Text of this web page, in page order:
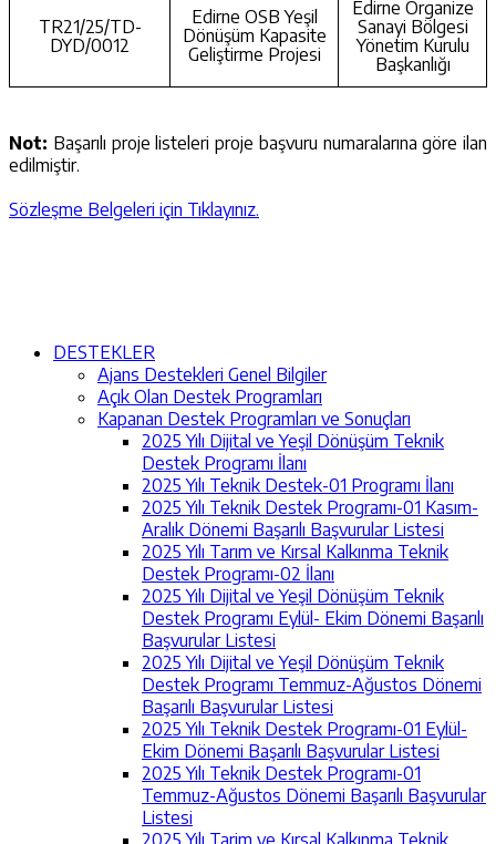
TR21/25/TD-
DYD/0012
Edirne OSB Yeşil
Dönüşüm Kapasite
Geliştirme Projesi
Edirne Organize
Sanayi Bölgesi
Yönetim Kurulu
Başkanlığı
Not: Başarılı proje listeleri proje başvuru numaralarına göre ilan
edilmiştir.
Sözleşme Belgeleri için Tıklayınız.
DESTEKLER
Ajans Destekleri Genel Bilgiler
Açık Olan Destek Programları
Kapanan Destek Programları ve Sonuçları
2025 Yılı Dijital ve Yeşil Dönüşüm Teknik
Destek Programı İlanı
2025 Yılı Teknik Destek-01 Programı İlanı
2025 Yılı Teknik Destek Programı-01 Kasım-
Aralık Dönemi Başarılı Başvurular Listesi
2025 Yılı Tarım ve Kırsal Kalkınma Teknik
Destek Programı-02 İlanı
2025 Yılı Dijital ve Yeşil Dönüşüm Teknik
Destek Programı Eylül- Ekim Dönemi Başarılı
Başvurular Listesi
2025 Yılı Dijital ve Yeşil Dönüşüm Teknik
Destek Programı Temmuz-Ağustos Dönemi
Başarılı Başvurular Listesi
2025 Yılı Teknik Destek Programı-01 Eylül-
Ekim Dönemi Başarılı Başvurular Listesi
2025 Yılı Teknik Destek Programı-01
Temmuz-Ağustos Dönemi Başarılı Başvurular
Listesi
2025 Yılı Tarim ve Kırsal Kalkınma Teknik